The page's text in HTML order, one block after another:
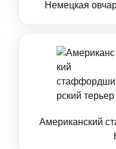
Немецкая
Американский